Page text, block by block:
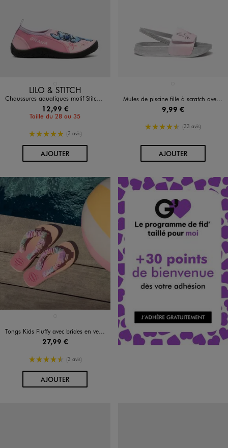
Disponible en 1 coloris
LILO & STITCH
Chaussures aquatiques motif Stitch fille - Disney
12,99 €
Taille du 28 au 35
5/5 de moyenne
(3 avis)
AJOUTERAU PANIER
Mules de piscine fille à scratch avec élastique cheville
9,99 €
4.5/5 de moyenne
(33 avis)
AJOUTERAU PANIER
Tongs Kids Fluffy avec brides en velours fille - Havaianas
27,99 €
4.5/5 de moyenne
(3 avis)
AJOUTERAU PANIER